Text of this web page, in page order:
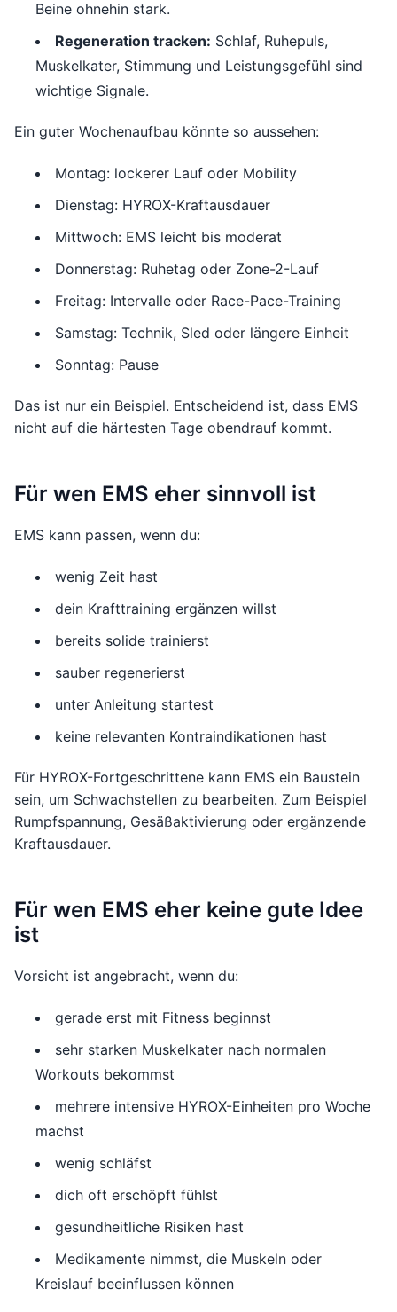
Beine ohnehin stark.
Regeneration tracken: Schlaf, Ruhepuls,
Muskelkater, Stimmung und Leistungsgefühl sind
wichtige Signale.
Ein guter Wochenaufbau könnte so aussehen:
Montag: lockerer Lauf oder Mobility
Dienstag: HYROX-Kraftausdauer
Mittwoch: EMS leicht bis moderat
Donnerstag: Ruhetag oder Zone-2-Lauf
Freitag: Intervalle oder Race-Pace-Training
Samstag: Technik, Sled oder längere Einheit
Sonntag: Pause
Das ist nur ein Beispiel. Entscheidend ist, dass EMS
nicht auf die härtesten Tage obendrauf kommt.
Für wen EMS eher sinnvoll ist
EMS kann passen, wenn du:
wenig Zeit hast
dein Krafttraining ergänzen willst
bereits solide trainierst
sauber regenerierst
unter Anleitung startest
keine relevanten Kontraindikationen hast
Für HYROX-Fortgeschrittene kann EMS ein Baustein
sein, um Schwachstellen zu bearbeiten. Zum Beispiel
Rumpfspannung, Gesäßaktivierung oder ergänzende
Kraftausdauer.
Für wen EMS eher keine gute Idee
ist
Vorsicht ist angebracht, wenn du:
gerade erst mit Fitness beginnst
sehr starken Muskelkater nach normalen
Workouts bekommst
mehrere intensive HYROX-Einheiten pro Woche
machst
wenig schläfst
dich oft erschöpft fühlst
gesundheitliche Risiken hast
Medikamente nimmst, die Muskeln oder
Kreislauf beeinflussen können